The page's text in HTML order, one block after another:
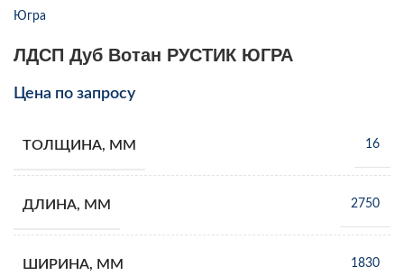
Югра
ЛДСП Дуб Вотан РУСТИК ЮГРА
Цена по запросу
ТОЛЩИНА, ММ 16
ДЛИНА, ММ 2750
ШИРИНА, ММ 1830